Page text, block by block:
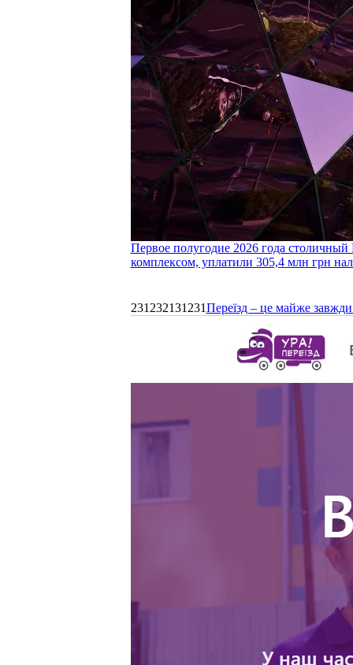
Первое полугодие 2026 года
комплексом, уплатили 305,4 млн грн
231232131231Переїзд – це майже